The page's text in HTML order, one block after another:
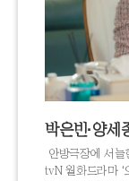
박은빈·양세
안방극장에 서
tvN 월화드라마 ‘